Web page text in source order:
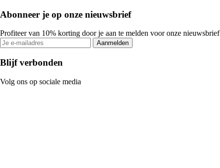
Abonneer je op onze nieuwsbrief
Profiteer van 10% korting door je aan te melden voor onze nieuwsbrief
Aanmelden
Blijf verbonden
Volg ons op sociale media